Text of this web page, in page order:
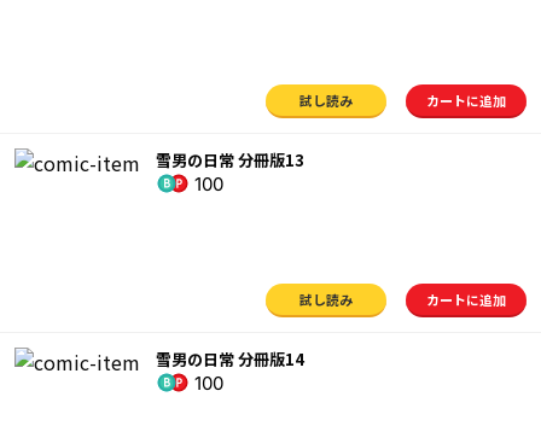
試し読み カートに追加
雪男の日常 分冊版13
100
試し読み カートに追加
雪男の日常 分冊版14
100